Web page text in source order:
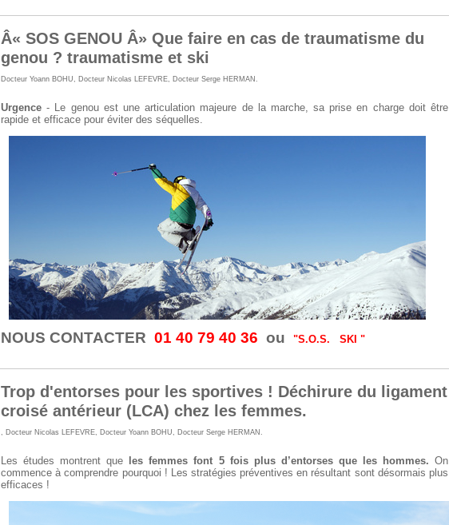
Â« SOS GENOU Â» Que faire en cas de traumatisme du
genou ? traumatisme et ski
Docteur Yoann BOHU Docteur Nicolas LEFEVRE Docteur Serge HERMAN
Urgence - Le genou est une articulation majeure de la marche, sa prise en charge doit être
rapide et efficace pour éviter des séquelles.
NOUS CONTACTER 01 40 79 40 36 ou "S.O.S. SKI "
Trop d'entorses pour les sportives ! Déchirure du ligament
croisé antérieur (LCA) chez les femmes.
, Docteur Nicolas LEFEVRE, Docteur Yoann BOHU, Docteur Serge HERMAN .
Les études montrent que les femmes font 5 fois plus d’entorses que les hommes. On
commence à comprendre pourquoi ! Les stratégies préventives en résultant sont désormais plus
efficaces !